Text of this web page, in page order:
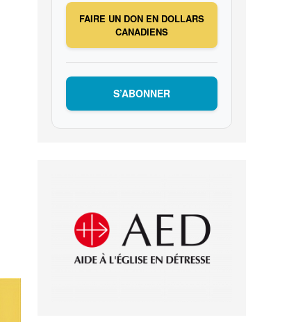
FAIRE UN DON EN DOLLARS
CANADIENS
S’ABONNER